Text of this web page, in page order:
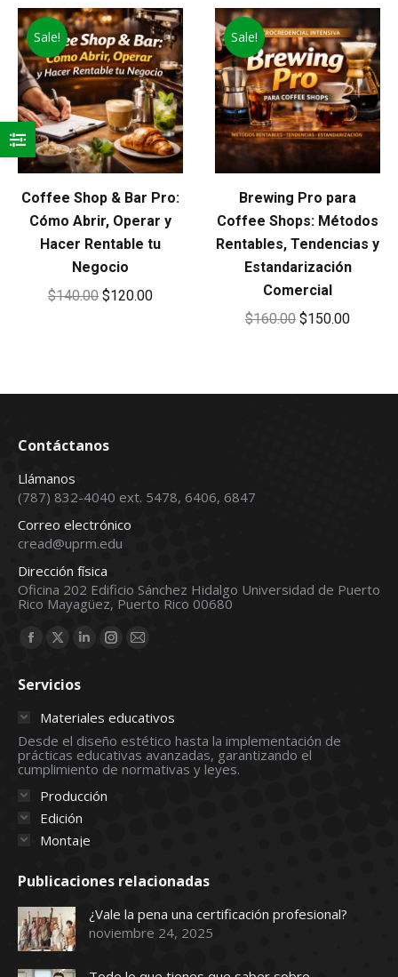
$150.00.
Sale!
Coffee Shop & Bar Pro:
Cómo Abrir, Operar y
Hacer Rentable tu
Negocio
$140.00 Original
$120.00Current
Sale!
Brewing Pro para
Coffee Shops: Métodos
Rentables, Tendencias y
Estandarización
Comercial
$160.00 Original
$160.00.
$150.00Current
Contáctanos
Llámanos
(787) 832-4040 ext. 5478, 6406, 6847
Correo electrónico
cread@uprm.edu
Dirección física
Oficina 202 Edificio Sánchez Hidalgo Universidad de Puerto
Rico Mayagüez, Puerto Rico 00680
Find us on:
Facebook
opens
new
window
X
opens
in
new
window
Linkedin
in
new
window
Instagram
in
new
window
Mail
in
new
window
Servicios
Materiales educativos
Desde el diseño estético hasta la implementación de
prácticas educativas avanzadas, garantizando el
cumplimiento de normativas y leyes.
Producción
Edición
Montaje
Publicaciones relacionadas
¿Vale la pena una certificación profesional?
noviembre 24, 2025